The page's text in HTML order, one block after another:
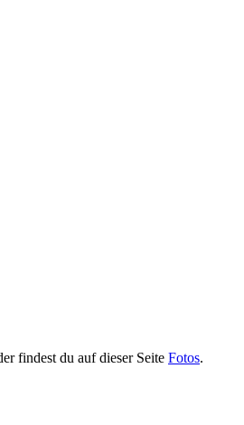
findest du auf dieser Seite Fotos.